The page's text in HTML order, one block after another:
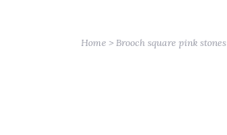
Home > Brooch square pink stones